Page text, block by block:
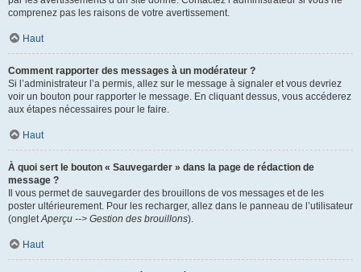
comprenez pas les raisons de votre avertissement.
Haut
Comment rapporter des messages à un modérateur ?
Si l’administrateur l’a permis, allez sur le message à signaler et vous devriez
voir un bouton pour rapporter le message. En cliquant dessus, vous accéderez
aux étapes nécessaires pour le faire.
Haut
À quoi sert le bouton « Sauvegarder » dans la page de rédaction de
message ?
Il vous permet de sauvegarder des brouillons de vos messages et de les
poster ultérieurement. Pour les recharger, allez dans le panneau de l’utilisateur
(ongletAperçu --> Gestion des brouillons).
Haut